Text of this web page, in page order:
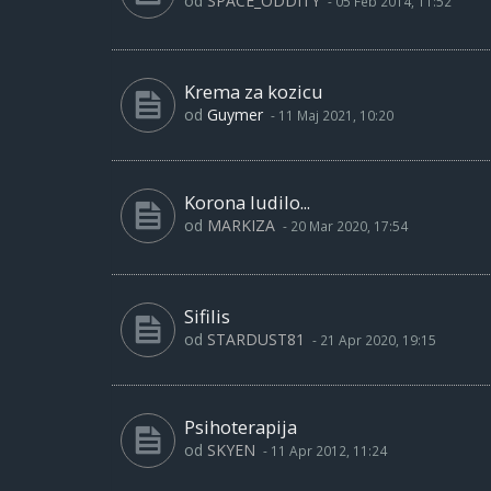
Krema za kozicu
od Guymer - 11 Maj 2021, 10:20
Korona ludilo...
od MARKIZA - 20 Mar 2020, 17:54
Sifilis
od STARDUST81 - 21 Apr 2020, 19:15
Psihoterapija
od SKYEN - 11 Apr 2012, 11:24